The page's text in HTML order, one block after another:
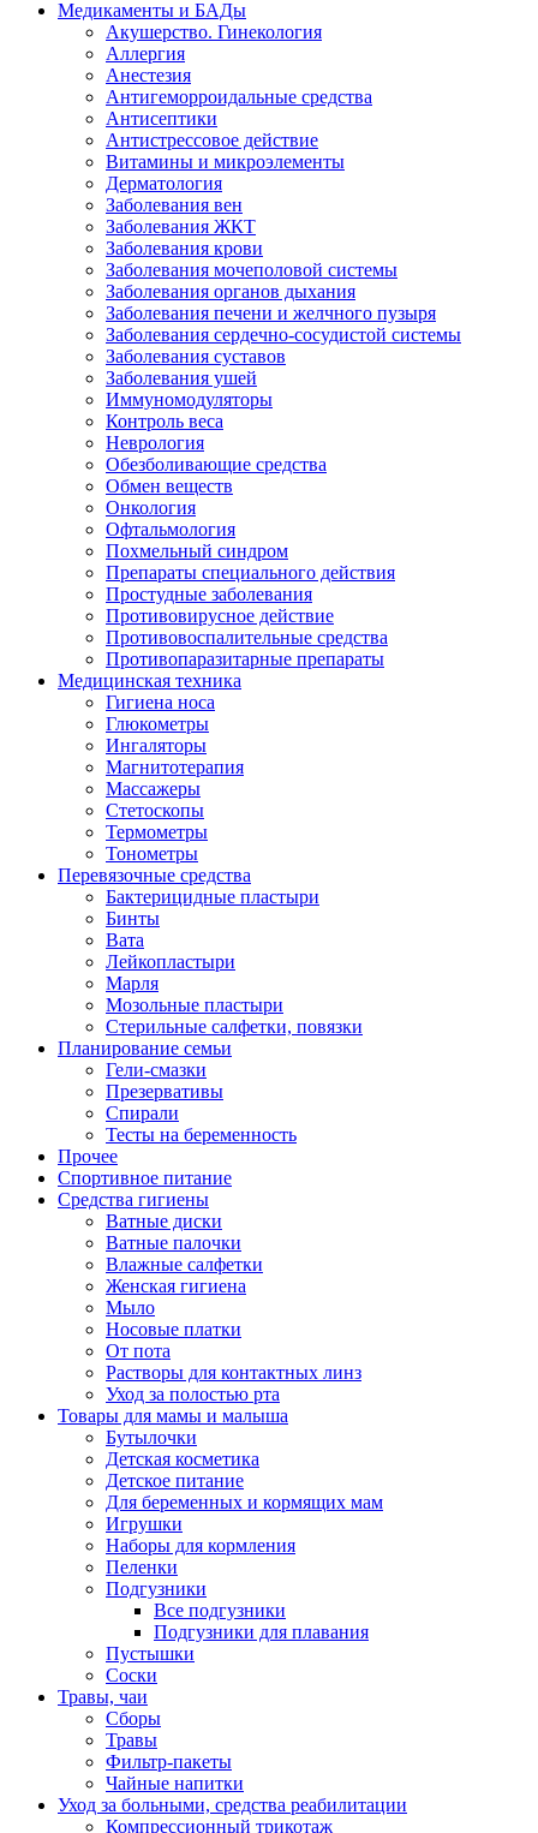
Медикаменты и БАДы
Акушерство. Гинекология
Аллергия
Анестезия
Антигеморроидальные средства
Антисептики
Антистрессовое действие
Витамины и микроэлементы
Дерматология
Заболевания вен
Заболевания ЖКТ
Заболевания крови
Заболевания мочеполовой системы
Заболевания органов дыхания
Заболевания печени и желчного пузыря
Заболевания сердечно-сосудистой системы
Заболевания суставов
Заболевания ушей
Иммуномодуляторы
Контроль веса
Неврология
Обезболивающие средства
Обмен веществ
Онкология
Офтальмология
Похмельный синдром
Препараты специального действия
Простудные заболевания
Противовирусное действие
Противовоспалительные средства
Противопаразитарные препараты
Медицинская техника
Гигиена носа
Глюкометры
Ингаляторы
Магнитотерапия
Массажеры
Стетоскопы
Термометры
Тонометры
Перевязочные средства
Бактерицидные пластыри
Бинты
Вата
Лейкопластыри
Марля
Мозольные пластыри
Стерильные салфетки, повязки
Планирование семьи
Гели-смазки
Презервативы
Спирали
Тесты на беременность
Прочее
Спортивное питание
Средства гигиены
Ватные диски
Ватные палочки
Влажные салфетки
Женская гигиена
Мыло
Носовые платки
От пота
Растворы для контактных линз
Уход за полостью рта
Товары для мамы и малыша
Бутылочки
Детская косметика
Детское питание
Для беременных и кормящих мам
Игрушки
Наборы для кормления
Пеленки
Подгузники
Все подгузники
Подгузники для плавания
Пустышки
Соски
Травы, чаи
Сборы
Травы
Фильтр-пакеты
Чайные напитки
Уход за больными, средства реабилитации
Компрессионный трикотаж